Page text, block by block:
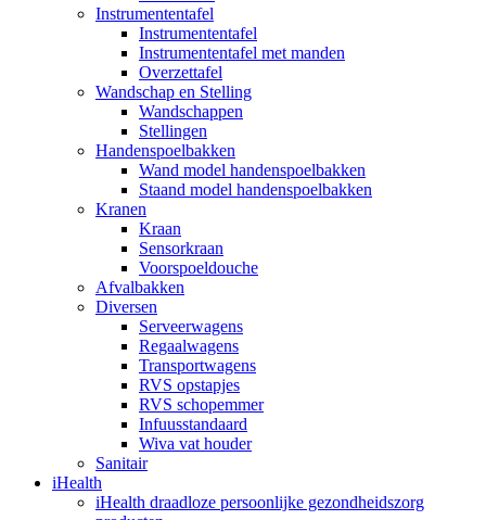
Instrumententafel
Instrumententafel
Instrumententafel met manden
Overzettafel
Wandschap en Stelling
Wandschappen
Stellingen
Handenspoelbakken
Wand model handenspoelbakken
Staand model handenspoelbakken
Kranen
Kraan
Sensorkraan
Voorspoeldouche
Afvalbakken
Diversen
Serveerwagens
Regaalwagens
Transportwagens
RVS opstapjes
RVS schopemmer
Infuusstandaard
Wiva vat houder
Sanitair
iHealth
iHealth draadloze persoonlijke gezondheidszorg